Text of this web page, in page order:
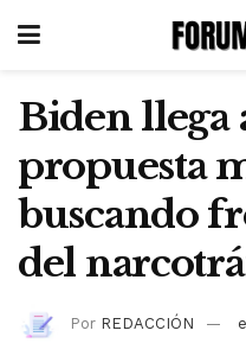
Biden llega
propuesta
buscando
del
Por REDACCIÓN